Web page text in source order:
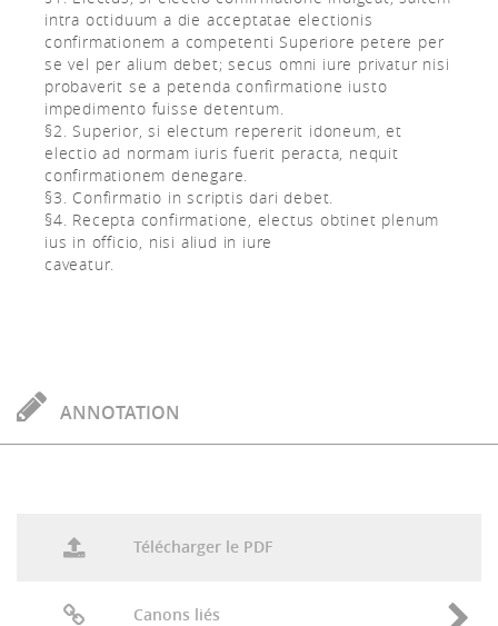
intra octiduum a die acceptatae electionis
confirmationem a competenti Superiore petere per
se vel per alium debet; secus omni iure privatur nisi
probaverit se a petenda confirmatione iusto
impedimento fuisse detentum.
§2. Superior, si electum repererit idoneum, et
electio ad normam iuris fuerit peracta, nequit
confirmationem denegare.
§3. Confirmatio in scriptis dari debet.
§4. Recepta confirmatione, electus obtinet plenum
ius in officio, nisi aliud in iure
caveatur.
ANNOTATION
Télécharger le PDF
Canons liés